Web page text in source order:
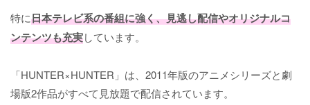
特に日本テレビ系の番組に強く、見逃し配信やオリジナルコ
ンテンツも充実しています。
「HUNTER×HUNTER」は、2011年版のアニメシリーズと劇
場版2作品がすべて見放題で配信されています。